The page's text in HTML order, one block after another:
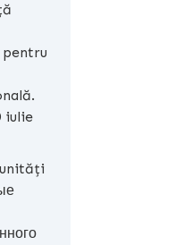
pentru
iulie